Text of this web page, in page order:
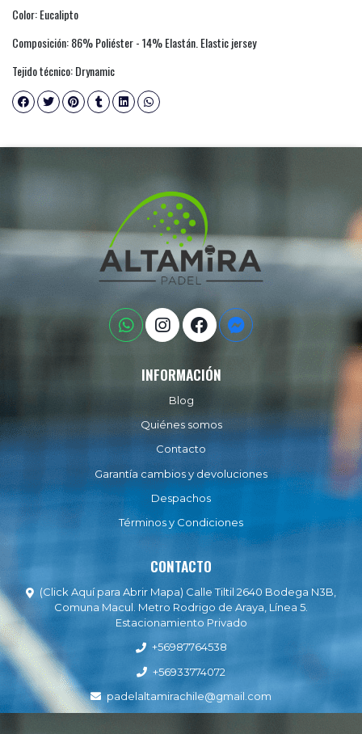
Color: Eucalipto
Composición: 86% Poliéster - 14% Elastán. Elastic jersey
Tejido técnico: Drynamic
INFORMACIÓN
Blog
Quiénes somos
Contacto
Garantía cambios y devoluciones
Despachos
Términos y Condiciones
CONTACTO
(Click Aquí para Abrir Mapa) Calle Tiltil 2640 Bodega N3B,
Comuna Macul. Metro Rodrigo de Araya, Línea 5.
Estacionamiento Privado
+56987764538
+56933774072
padelaltamirachile@gmail.com